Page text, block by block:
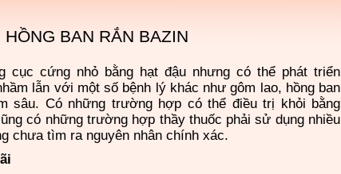
HỒNG BAN RẮN BAZIN
cục cứng nhỏ bằng hạt đậu nhưng có thể phát triển
lẫn với một số bệnh lý khác như gôm lao, hồng ban
sâu. Có những trường hợp có thể điều trị khỏi bằng
có những trường hợp thầy thuốc phải sử dụng nhiều
chưa tìm ra nguyên nhân chính xác.